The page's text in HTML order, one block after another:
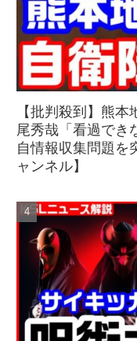
【批判殺到】熊
尾秀哉「看過でき
自情報収集問題を
ャンネル】